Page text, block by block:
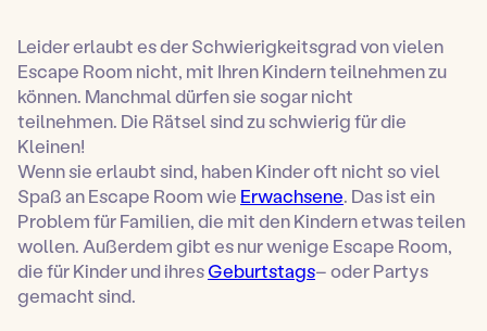
Leider erlaubt es der Schwierigkeitsgrad von vielen
Escape Room nicht, mit Ihren Kindern teilnehmen zu
können. Manchmal dürfen sie sogar nicht
teilnehmen. Die Rätsel sind zu schwierig für die
Kleinen!
Wenn sie erlaubt sind, haben Kinder oft nicht so viel
Spaß an Escape Room wie Erwachsene. Das ist ein
Problem für Familien, die mit den Kindern etwas teilen
wollen. Außerdem gibt es nur wenige Escape Room,
die für Kinder und ihresGeburtstags– oder Partys
gemacht sind.